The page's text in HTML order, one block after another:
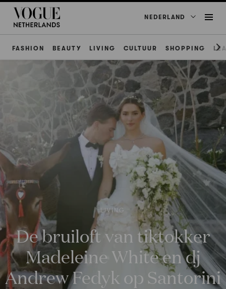
NEDERLAND
FASHION BEAUTY LIVING CULTUUR SHOPPING
LIVING
De bruiloft van tiktokker
Madeleine White en dj
Andrew Fedyk op Santorini